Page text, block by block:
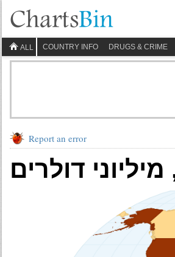
ALL COUNTRY INFO DRUGS & CRIME
Report an error